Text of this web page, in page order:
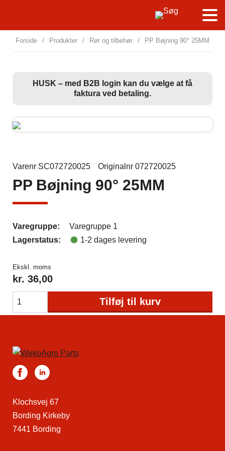
Forside / Produkter / Rør og tilbehør / PP Bøjning 90° 25MM
HUSK – med B2B login kan du vælge at få
faktura ved betaling.
Varenr SC072720025 Originalnr 072720025
PP Bøjning 90° 25MM
Varegruppe:
Varegruppe 1
Lagerstatus:
1-2 dages levering
Ekskl. moms
kr. 36,00
Tilføj til kurv
Klochsvej 67
Bording Kirkeby
7441 Bording